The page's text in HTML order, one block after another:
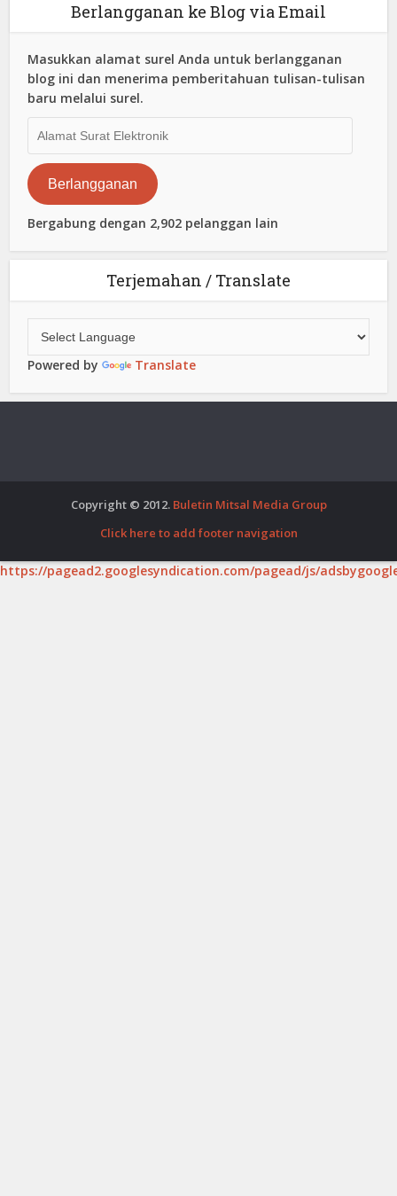
Berlangganan ke Blog via Email
Masukkan alamat surel Anda untuk berlangganan
blog ini dan menerima pemberitahuan tulisan-tulisan
baru melalui surel.
Surat
Elektronik
Berlangganan
Bergabung dengan 2,902 pelanggan lain
Terjemahan / Translate
Powered by Translate
Copyright © 2012. Buletin Mitsal Media Group
Click here to add footer navigation
https://pagead2.googlesyndication.com/pagead/js/